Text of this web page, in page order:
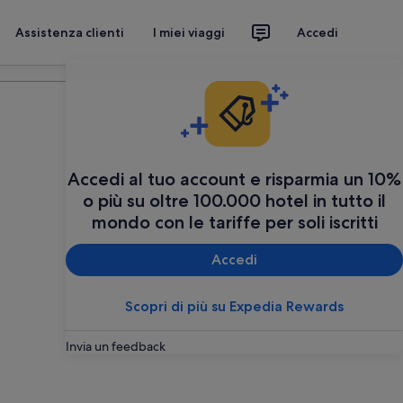
Assistenza clienti I miei viaggi Accedi
Accedi al tuo account e risparmia un 10%
o più su oltre 100.000 hotel in tutto il
mondo con le tariffe per soli iscritti
Accedi
Scopri di più su Expedia Rewards
Invia un feedback